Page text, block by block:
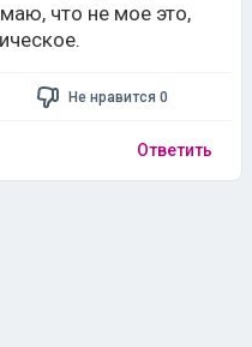
что не мое это,
Не нравится 0
Ответить